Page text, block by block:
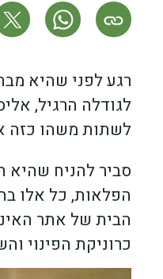
רגע לפני שהיא
לגודלה הרגיל,
לשתות משהו כזה
סביר להניח שהיא
הפלאות, כל אלו
הבית של אתר
כרוניקת הפינוי